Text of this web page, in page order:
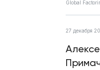
Global
27 декабря